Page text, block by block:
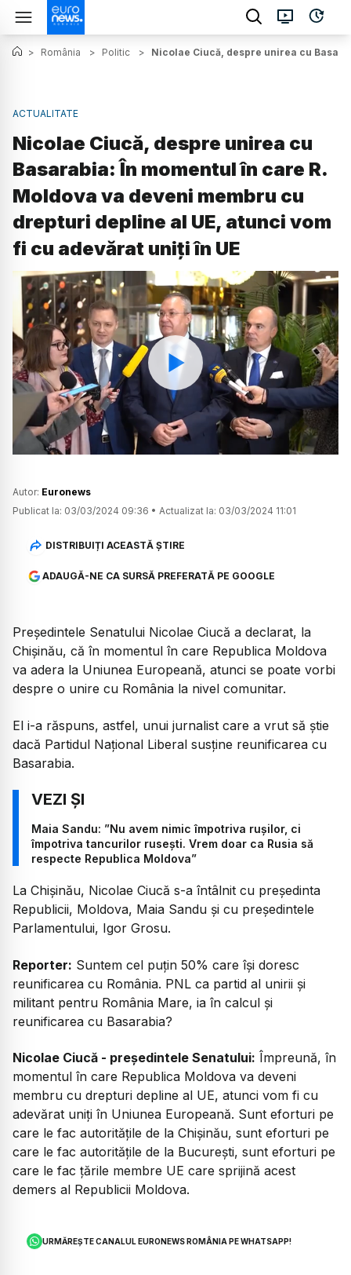
> România > Politic > Nicolae Ciucă, despre unirea cu
ACTUALITATE
Nicolae Ciucă, despre unirea cu
Basarabia: În momentul în care R.
Moldova va deveni membru cu
drepturi depline al UE, atunci vom
fi cu adevărat uniţi în UE
Watch
Autor: Euronews
Publicat la: 03/03/2024 09:36 • Actualizat la: 03/03/2024 11:01
DISTRIBUIȚI ACEASTĂ ȘTIRE
ADAUGĂ-NE CA SURSĂ PREFERATĂ PE GOOGLE
Președintele Senatului Nicolae Ciucă a declarat, la
Chișinău, că în momentul în care Republica Moldova
va adera la Uniunea Europeană, atunci se poate vorbi
despre o unire cu România la nivel comunitar.
El i-a răspuns, astfel, unui jurnalist care a vrut să știe
dacă Partidul Național Liberal susține reunificarea cu
Basarabia.
Maia Sandu: ”Nu avem nimic împotriva ruşilor, ci
împotriva tancurilor ruseşti. Vrem doar ca Rusia să
respecte Republica Moldova”
La Chișinău, Nicolae Ciucă s-a întâlnit cu președinta
Republicii, Moldova, Maia Sandu și cu președintele
Parlamentului, Igor Grosu.
Reporter: Suntem cel puțin 50% care își doresc
reunificarea cu România. PNL ca partid al unirii și
militant pentru România Mare, ia în calcul și
reunificarea cu Basarabia?
Nicolae Ciucă - președintele Senatului: Împreună, în
momentul în care Republica Moldova va deveni
membru cu drepturi depline al UE, atunci vom fi cu
adevărat uniţi în Uniunea Europeană. Sunt eforturi pe
care le fac autorităţile de la Chişinău, sunt eforturi pe
care le fac autorităţile de la Bucureşti, sunt eforturi pe
care le fac ţările membre UE care sprijină acest
demers al Republicii Moldova.
URMĂREȘTE CANALUL EURONEWS ROMÂNIA PE WHATSAPP!